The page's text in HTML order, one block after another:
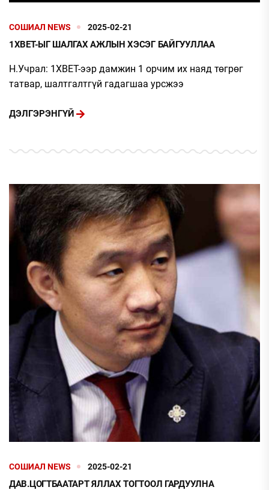
СОШИАЛ NEWS 2025-02-21
1XBET-ЫГ ШАЛГАХ АЖЛЫН ХЭСЭГ БАЙГУУЛЛАА
Н.Учрал: 1XBET-ээр дамжин 1 орчим их наяд төгрөг
татвар, шалтгалтгүй гадагшаа урсжээ
ДЭЛГЭРЭНГҮЙ
СОШИАЛ NEWS 2025-02-21
ДАВ.ЦОГТБААТАРТ ЯЛЛАХ ТОГТООЛ ГАРДУУЛНА